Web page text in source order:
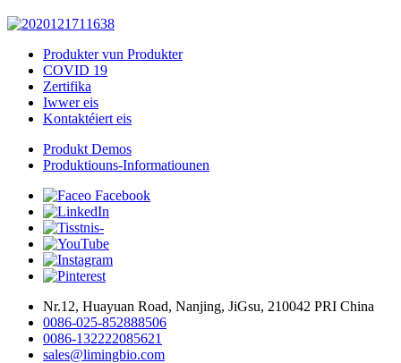
Produkter vun Produkter
COVID 19
Zertifika
Iwwer eis
Kontaktéiert eis
Produkt Demos
Produktiouns-Informatiounen
Nr.12, Huayuan Road, Nanjing, JiGsu, 210042 PRI China
0086-025-852888506
0086-132222085621
sales@limingbio.com